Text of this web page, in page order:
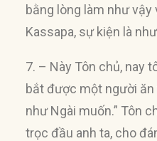
bằng lòng làm như vậy
Kassapa, sự kiện là
7. – Này Tôn chủ, nay
bắt được một người ăn
như Ngài muốn.” Tôn
trọc đầu anh ta, cho